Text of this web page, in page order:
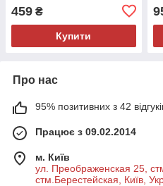
459 ₴
Купити
Про нас
95% позитивних з 42
Працює з 09.02.2014
м. Київ
ул. Преображенская 25,
стм.Берестейская, Київ,